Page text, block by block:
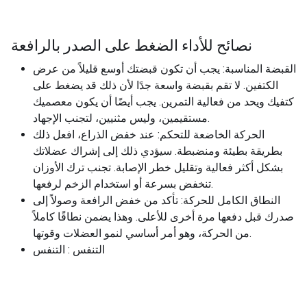
نصائح للأداء الضغط على الصدر بالرافعة
القبضة المناسبة: يجب أن تكون قبضتك أوسع قليلاً من عرض
الكتفين. لا تقم بقبضة واسعة جدًا لأن ذلك قد يضغط على
كتفيك ويحد من فعالية التمرين. يجب أيضًا أن يكون معصميك
مستقيمين، وليس مثنيين، لتجنب الإجهاد.
الحركة الخاضعة للتحكم: عند خفض الذراع، افعل ذلك
بطريقة بطيئة ومنضبطة. سيؤدي ذلك إلى إشراك عضلاتك
بشكل أكثر فعالية وتقليل خطر الإصابة. تجنب ترك الأوزان
تنخفض بسرعة أو استخدام الزخم لرفعها.
النطاق الكامل للحركة: تأكد من خفض الرافعة وصولاً إلى
صدرك قبل دفعها مرة أخرى للأعلى. وهذا يضمن نطاقًا كاملاً
من الحركة، وهو أمر أساسي لنمو العضلات وقوتها.
التنفس : التنفس